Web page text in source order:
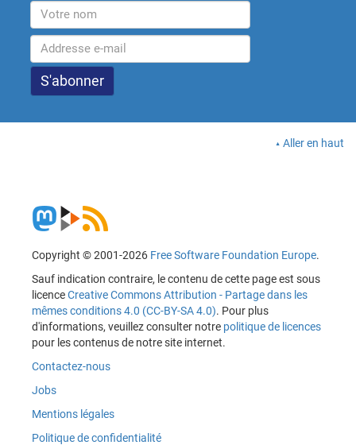
Aller en haut
Copyright © 2001-2026 Free Software Foundation Europe.
Sauf indication contraire, le contenu de cette page est sous
licenceCreative Commons Attribution - Partage dans les
mêmes conditions 4.0 (CC-BY-SA 4.0). Pour plus
d'informations, veuillez consulter notre politique de licences
pour les contenus de notre site internet.
Contactez-nous
Jobs
Mentions légales
Politique de confidentialité